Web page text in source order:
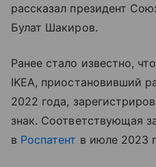
рассказал президент
Булат Шакиров.
Ранее стало известно,
IKEA, приостановивший
2022 года,
знак. Соответствующая
в Роспатент в июле 2023